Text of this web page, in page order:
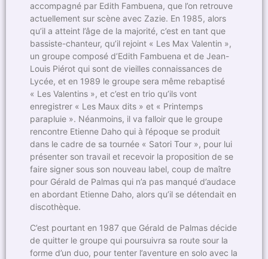
accompagné par Edith Fambuena, que l’on retrouve
actuellement sur scène avec Zazie. En 1985, alors
qu’il a atteint l’âge de la majorité, c’est en tant que
bassiste-chanteur, qu’il rejoint « Les Max Valentin »,
un groupe composé d’Edith Fambuena et de Jean-
Louis Piérot qui sont de vieilles connaissances de
Lycée, et en 1989 le groupe sera même rebaptisé
« Les Valentins », et c’est en trio qu’ils vont
enregistrer « Les Maux dits » et « Printemps
parapluie ». Néanmoins, il va falloir que le groupe
rencontre Etienne Daho qui à l’époque se produit
dans le cadre de sa tournée « Satori Tour », pour lui
présenter son travail et recevoir la proposition de se
faire signer sous son nouveau label, coup de maître
pour Gérald de Palmas qui n’a pas manqué d’audace
en abordant Etienne Daho, alors qu’il se détendait en
discothèque.
C’est pourtant en 1987 que Gérald de Palmas décide
de quitter le groupe qui poursuivra sa route sour la
forme d’un duo, pour tenter l’aventure en solo avec la